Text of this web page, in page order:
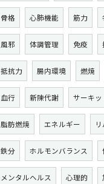
骨格 心肺機能 筋力
風邪 体調管理 免疫
抵抗力 腸内環境 燃焼
血行 新陳代謝 サーキッ
脂肪燃焼 エネルギー
鉄分 ホルモンバランス
メンタルヘルス 心理的